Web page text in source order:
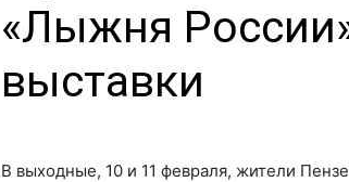
«Лыжня
выставки
В выходные, 10 и 11 февраля, жители